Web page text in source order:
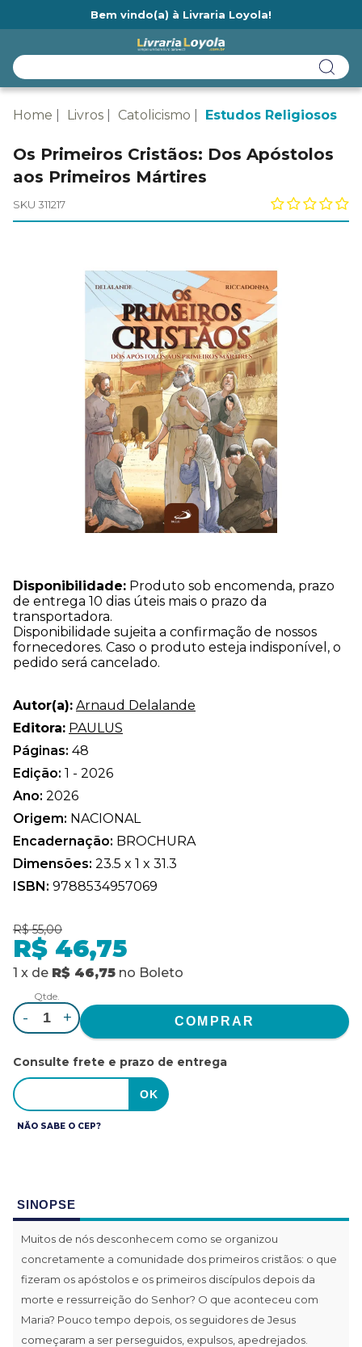
Bem vindo(a) à Livraria Loyola!
Home Livros Catolicismo Estudos Religiosos
Os Primeiros Cristãos: Dos Apóstolos
aos Primeiros Mártires
SKU 311217
Disponibilidade: Produto sob encomenda, prazo
de entrega 10 dias úteis mais o prazo da
transportadora.
Disponibilidade sujeita a confirmação de nossos
fornecedores. Caso o produto esteja indisponível, o
pedido será cancelado.
Autor(a): Arnaud Delalande
Editora: PAULUS
Páginas: 48
Edição: 1 - 2026
Ano: 2026
Origem: NACIONAL
Encadernação: BROCHURA
Dimensões: 23.5 x 1 x 31.3
ISBN: 9788534957069
R$ 55,00
R$ 46,75
1 x de R$ 46,75 no Boleto
Qtde.
- +
Consulte frete e prazo de entrega
NÃO SABE O CEP?
SINOPSE
Muitos de nós desconhecem como se organizou
concretamente a comunidade dos primeiros cristãos: o que
fizeram os apóstolos e os primeiros discípulos depois da
morte e ressurreição do Senhor? O que aconteceu com
Maria? Pouco tempo depois, os seguidores de Jesus
começaram a ser perseguidos, expulsos, apedrejados.